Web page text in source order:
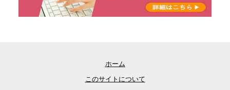
ホーム
このサイトについて